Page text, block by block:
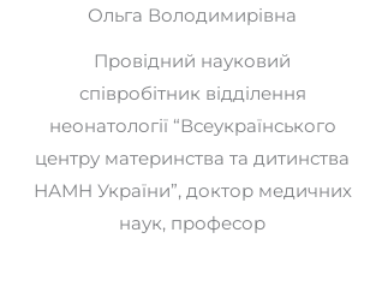
Ольга Володимирівна
Провідний науковий
співробітник відділення
неонатології “Всеукраїнського
центру материнства та дитинства
НАМН України”, доктор медичних
наук, професор